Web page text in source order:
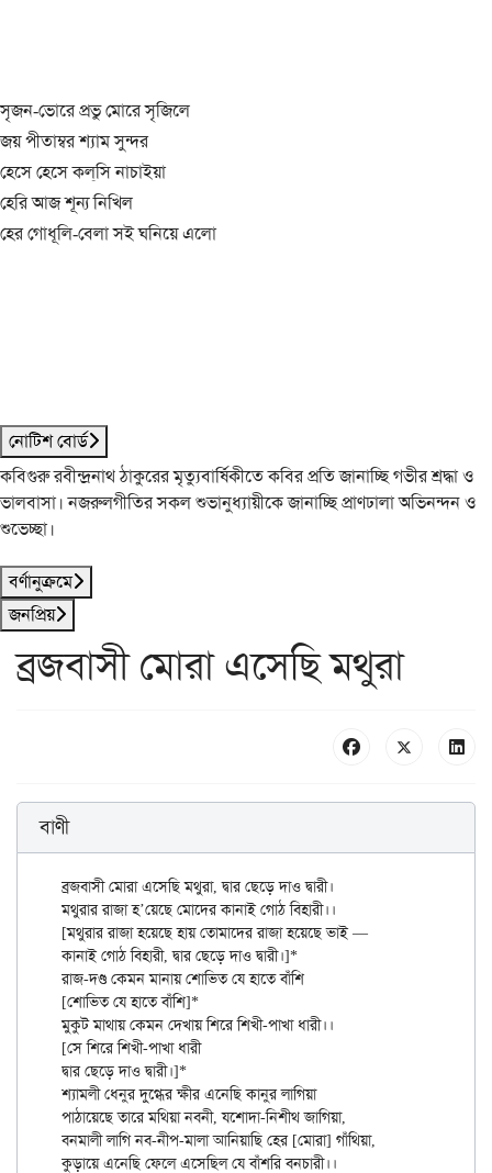
সৃজন-ভোরে প্রভু মোরে সৃজিলে
জয় পীতাম্বর শ্যাম সুন্দর
হেসে হেসে কল্‌সি নাচাইয়া
হেরি আজ শূন্য নিখিল
হের গোধূলি-বেলা সই ঘনিয়ে এলো
নোটিশ বোর্ড
কবিগুরু রবীন্দ্রনাথ ঠাকুরের মৃত্যুবার্ষিকীতে কবির প্রতি জানাচ্ছি গভীর শ্রদ্ধা ও
ভালবাসা। নজরুলগীতির সকল শুভানুধ্যায়ীকে জানাচ্ছি প্রাণঢালা অভিনন্দন ও
শুভেচ্ছা।
বর্ণানুক্রমে
জনপ্রিয়
ব্রজবাসী মোরা এসেছি মথুরা
বাণী
ব্রজবাসী মোরা এসেছি মথুরা, দ্বার ছেড়ে দাও দ্বারী।
মথুরার রাজা হ’য়েছে মোদের কানাই গোঠ বিহারী।।
[মথুরার রাজা হয়েছে হায় তোমাদের রাজা হয়েছে ভাই —
কানাই গোঠ বিহারী, দ্বার ছেড়ে দাও দ্বারী।]*
রাজ-দণ্ড কেমন মানায় শোভিত যে হাতে বাঁশি
[শোভিত যে হাতে বাঁশি]*
মুকুট মাথায় কেমন দেখায় শিরে শিখী-পাখা ধারী।।
[সে শিরে শিখী-পাখা ধারী
দ্বার ছেড়ে দাও দ্বারী।]*
শ্যামলী ধেনুর দুগ্ধের ক্ষীর এনেছি কানুর লাগিয়া
পাঠায়েছে তারে মথিয়া নবনী, যশোদা-নিশীথ জাগিয়া,
বনমালী লাগি নব-নীপ-মালা আনিয়াছি হের [মোরা] গাঁথিয়া,
কুড়ায়ে এনেছি ফেলে এসেছিল যে বাঁশরি বনচারী।।